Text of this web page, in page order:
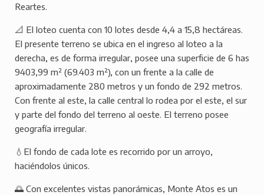
Reartes.
📐 El loteo cuenta con 10 lotes desde 4,4 a 15,8 hectáreas.
El presente terreno se ubica en el ingreso al loteo a la
derecha, es de forma irregular, posee una superficie de 6 has
9403,99 m² (69.403 m²), con un frente a la calle de
aproximadamente 280 metros y un fondo de 292 metros.
Con frente al este, la calle central lo rodea por el este, el sur
y parte del fondo del terreno al oeste. El terreno posee
geografía irregular.
💧El fondo de cada lote es recorrido por un arroyo,
haciéndolos únicos.
🌅 Con excelentes vistas panorámicas, Monte Atos es un